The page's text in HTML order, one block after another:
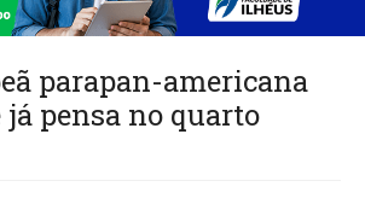
parapan-americana
já pensa no quarto